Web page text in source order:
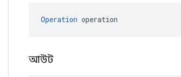
Operation operation
আউট